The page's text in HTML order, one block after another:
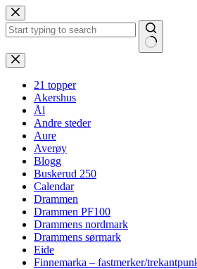
Hopp
til
innholdet
Ingen
resultater
21 topper
Akershus
Ål
Andre steder
Aure
Averøy
Blogg
Buskerud 250
Calendar
Drammen
Drammen PF100
Drammens nordmark
Drammens sørmark
Eide
Finnemarka – fastmerker/